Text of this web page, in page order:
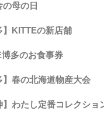
の母の日
】KITTEの新店舗
博多のお食事券
】春の北海道物産大会
】わたし定番コレクショ